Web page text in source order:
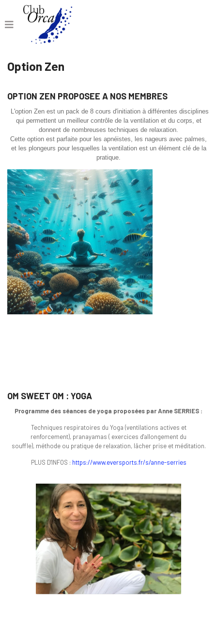
Option Zen
OPTION ZEN PROPOSEE A NOS MEMBRES
L'option Zen est un pack de 8 cours d'initiation à différentes disciplines
qui permettent un meilleur contrôle de la ventilation et du corps, et
donnent de nombreuses techniques de relaxation.
Cette option est parfaite pour les apnéistes, les nageurs avec palmes,
et les plongeurs pour lesquelles la ventilation est un élément clé de la
pratique.
OM SWEET OM : YOGA
Programme des séances de yoga proposées par Anne SERRIES :
Techniques respiratoires du Yoga (ventilations actives et
renforcement), pranayamas ( exercices d'allongement du
souffle), méthode ou pratique de relaxation, lâcher prise et méditation.
PLUS D'INFOS : https://www.eversports.fr/s/anne-serries